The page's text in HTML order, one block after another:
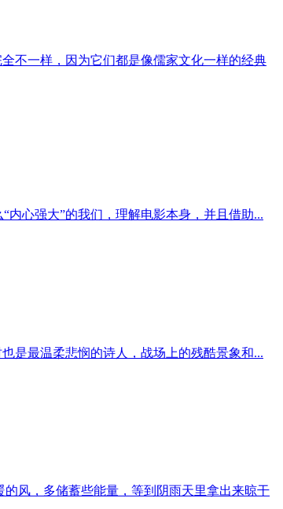
不一样，因为它们都是像儒家文化一样的经典
内心强大”的我们，理解电影本身，并且借助...
是最温柔悲悯的诗人，战场上的残酷景象和...
风，多储蓄些能量，等到阴雨天里拿出来晾干